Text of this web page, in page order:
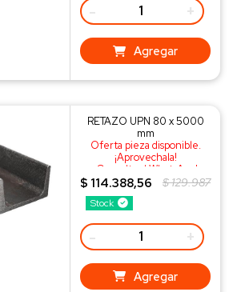
- +
Agregar
Stock
RETAZO UPN 80 x 5000
mm
Oferta pieza disponible.
¡Aprovechala!
¡Consulta al WhatsApp!
$ 114.388,56 $ 129.987
- +
Agregar